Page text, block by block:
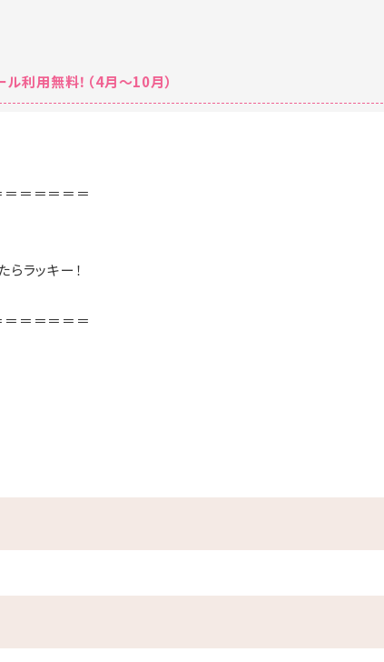
利用無料！（4月～10月）
＝＝＝＝＝
ラッキー！
＝＝＝＝＝
替えてビーチへ直行！
外プールだったらお楽しみ頂けます♪
！
た身体をのんびり休めることのできる広々空間。
ができます！
15：00～24：00